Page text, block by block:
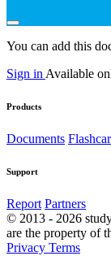
You can add this
Sign in Available
Products
Documents
Support
Report Partners
© 2013 - 2026
are the property of
Privacy Terms